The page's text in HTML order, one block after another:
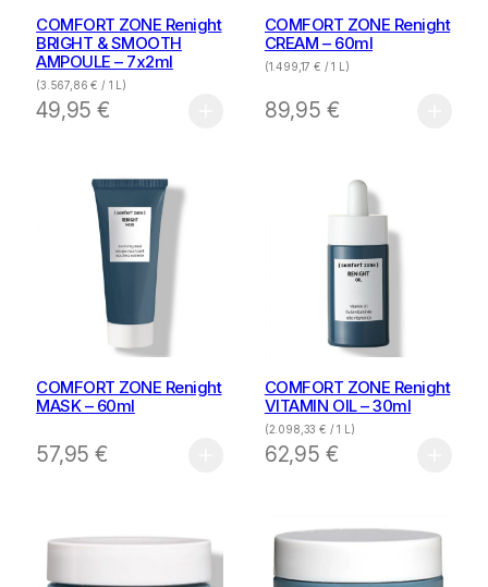
COMFORT ZONE Renight
BRIGHT & SMOOTH
AMPOULE – 7x2ml
(3.567,86€ / 1 L)
49,95€
COMFORT ZONE Renight
CREAM – 60ml
(1.499,17€ / 1 L)
89,95 €
COMFORT ZONE Renight
MASK – 60ml
57,95€
COMFORT ZONE Renight
VITAMIN OIL – 30ml
(2.098,33€ / 1 L)
62,95 €